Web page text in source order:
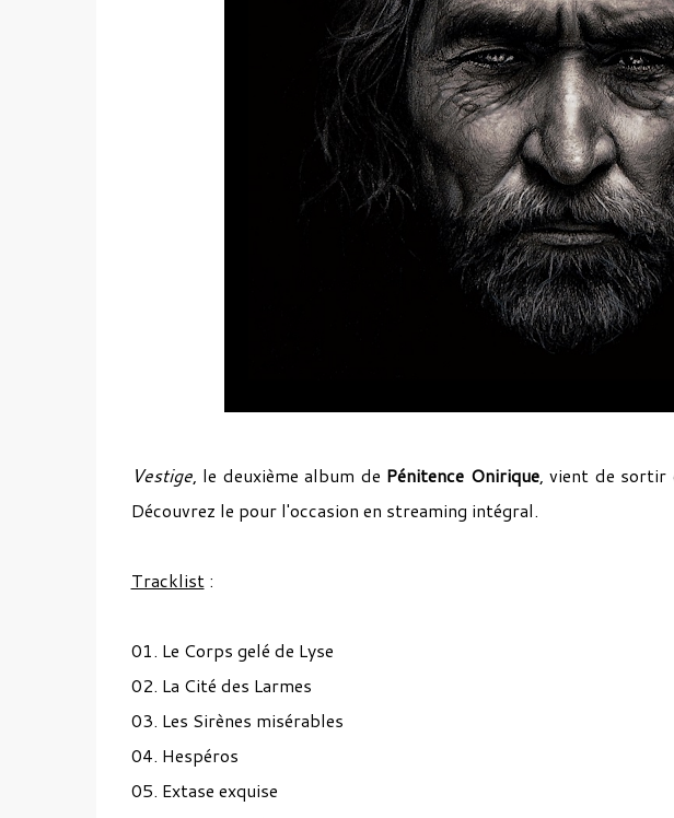
Vestige, le deuxième album de Pénitence Onirique, vient de sortir
Découvrez le pour l'occasion en streaming intégral.
Tracklist:
01. Le Corps gelé de Lyse
02. La Cité des Larmes
03. Les Sirènes misérables
04. Hespéros
05. Extase exquise